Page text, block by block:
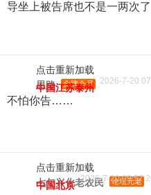
导坐上被告席也不是一两次
点击重新加载
思路 金牌会员 2026-7-20
中国江苏泰州
不怕你告……
点击重新加载
七旬兴化老农民 论坛元老
2026-7-20
中国北京